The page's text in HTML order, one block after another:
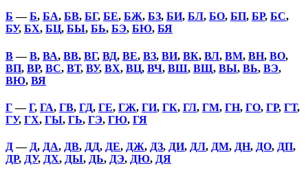
Б —Б, БА, БВ, БГ, БЕ, БЖ, БЗ, БИ, БЛ, БО, БП, БР, БС,
БУ, БХ, БЦ, БЫ, БЬ, БЭ, БЮ, БЯ
В—В, ВА, ВВ, ВГ, ВД, ВЕ, ВЗ, ВИ, ВК, ВЛ, ВМ, ВН, ВО,
ВП, ВР, ВС, ВТ, ВУ, ВХ, ВЦ, ВЧ, ВШ, ВЩ, ВЫ, ВЬ, ВЭ,
ВЮ, ВЯ
Г—Г, ГА, ГВ, ГД, ГЕ, ГЖ, ГИ, ГК, ГЛ, ГМ, ГН, ГО, ГР, ГТ,
ГУ, ГХ, ГЫ, ГЬ, ГЭ, ГЮ, ГЯ
Д— Д, ДА, ДВ, ДД, ДЕ, ДЖ, ДЗ, ДИ, ДЛ, ДМ, ДН, ДО, ДП,
ДР, ДУ, ДХ, ДЫ, ДЬ, ДЭ, ДЮ, ДЯ